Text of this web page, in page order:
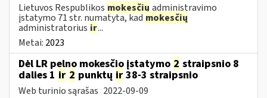
Lietuvos Respublikos mokesčių administravimo
įstatymo 71 str. numatyta, kadmokesčių
administratorius ir...
Metai: 2023
Dėl LR pelno mokesčio įstatymo 2 straipsnio 8
dalies 1 ir 2 punktų ir 38-3 straipsnio
Web turinio sąrašas 2022-09-09